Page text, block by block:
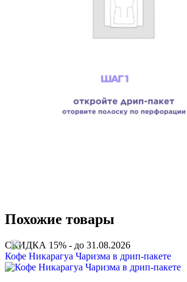
Похожие товары
СКИДКА 15% - до 31.08.2026
Кофе Никарагуа Чаризма в дрип-пакете